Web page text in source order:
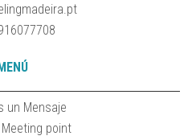
un Mensaje
point